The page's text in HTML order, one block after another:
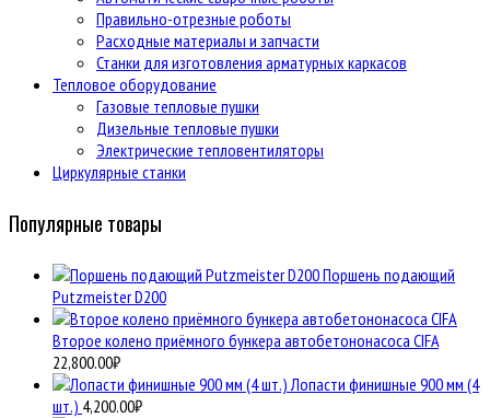
Правильно-отрезные роботы
Расходные материалы и запчасти
Станки для изготовления арматурных каркасов
Тепловое оборудование
Газовые тепловые пушки
Дизельные тепловые пушки
Электрические тепловентиляторы
Циркулярные станки
Популярные товары
Поршень подающий
Putzmeister D200
Второе колено приёмного бункера автобетононасоса CIFA
22,800.00₽
Лопасти финишные 900 мм (4
шт.) 4,200.00₽